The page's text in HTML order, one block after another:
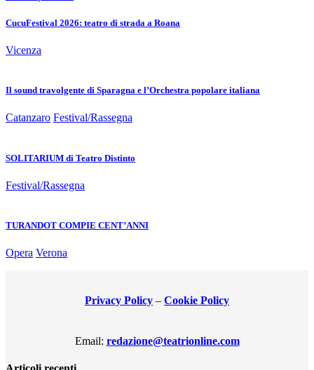
CucuFestival 2026: teatro di strada a Roana
Vicenza
Il sound travolgente di Sparagna e l’Orchestra popolare italiana
Catanzaro Festival/Rassegna
SOLITARIUM di Teatro Distinto
Festival/Rassegna
TURANDOT COMPIE CENT’ANNI
Opera Verona
Privacy Policy – Cookie Policy
Email: redazione@teatrionline.com